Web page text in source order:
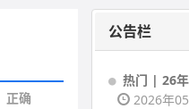
正确
公告栏
热门 | 26
2026年